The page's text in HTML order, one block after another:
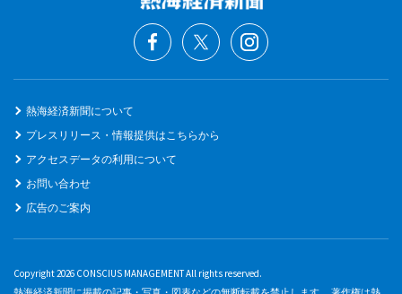
熱海経済新聞について
プレスリリース・情報提供はこちらから
アクセスデータの利用について
お問い合わせ
広告のご案内
Copyright 2026 CONSCIUS MANAGEMENT All rights reserved.